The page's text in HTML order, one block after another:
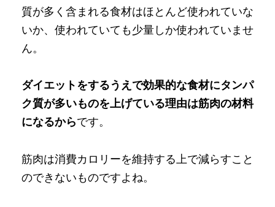
質が多く含まれる食材はほとんど使われていな
いか、使われていても少量しか使われていませ
ん。
ダイエットをするうえで効果的な食材にタンパ
ク質が多いものを上げている理由は筋肉の材料
になるからです。
筋肉は消費カロリーを維持する上で減らすこと
のできないものですよね。